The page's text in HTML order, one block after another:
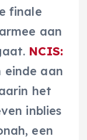
finale
aan
NCIS:
einde aan
het
inblies
een